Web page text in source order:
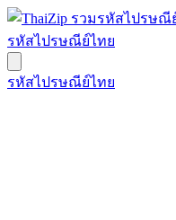
รหัสไปรษณีย์ไทย
รหัสไปรษณีย์ไทย